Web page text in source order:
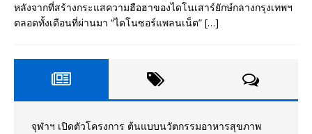
หลังจากที่สร้างกระแสความฮือฮาของไดโนเสาร์ยักษ์กลางกรุงเทพฯ
ตลอดทั้งเดือนที่ผ่านมา “ไดโนซอร์แพลนเน็ต” […]
จุฬาฯ เปิดตัวโครงการ ต้นแบบนวัตกรรมอาหารสุขภาพ